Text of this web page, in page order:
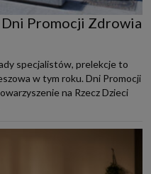
Promocji Zdrowia
specjalistów, prelekcje to
w tym roku. Dni Promocji
na Rzecz Dzieci